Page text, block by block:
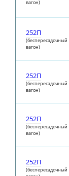
вагон)
252П
(беспересадочный
вагон)
252П
(беспересадочный
вагон)
252П
(беспересадочный
вагон)
252П
(беспересадочный